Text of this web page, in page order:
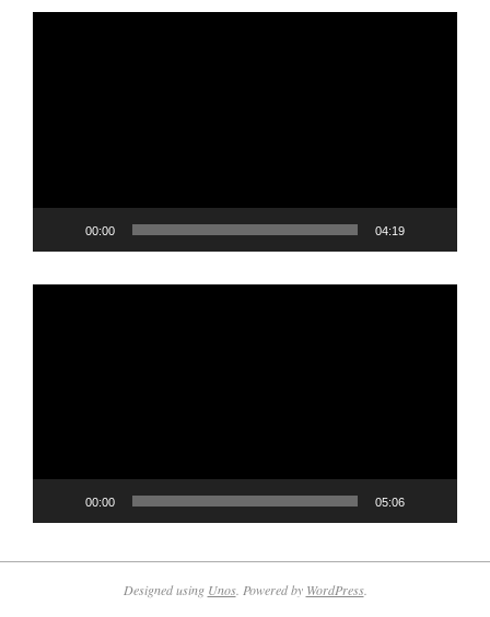
00:00 04:19
00:00 05:06
Designed using Unos. Powered by WordPress.